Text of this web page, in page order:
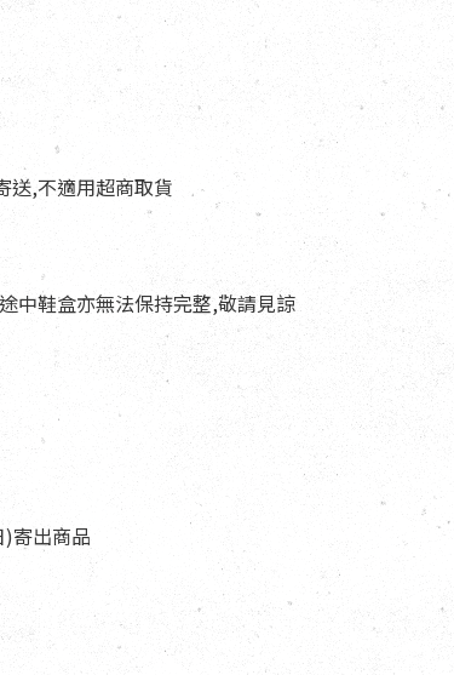
送,不適用超商取貨
中鞋盒亦無法保持完整,敬請見諒
寄出商品